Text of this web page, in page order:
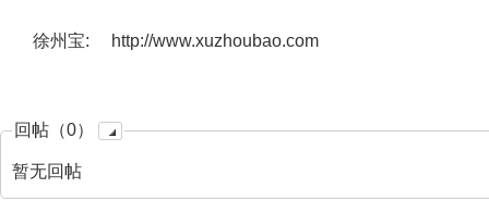
徐州宝: http://www.xuzhoubao.com
回帖（0）
暂无回帖